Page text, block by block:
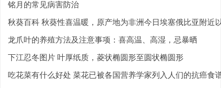
铭月的常见病害防治
秋葵百科 秋葵性喜温暖，原产地为非洲今日埃塞俄比亚附近
龙爪叶的养殖方法及注意事项：喜高温、高湿，忌暴晒
下江忍冬图片 叶厚纸质，菱状椭圆形至圆状椭圆形
吃花菜有什么好处 菜花已被各国营养学家列入人们的抗癌食